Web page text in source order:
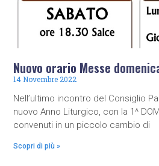
Nuovo orario Messe
14 Novembre 2022
Nell’ultimo incontro del Consiglio
nuovo Anno Liturgico, con la 1^
convenuti in un piccolo cambio di
Scopri di più »